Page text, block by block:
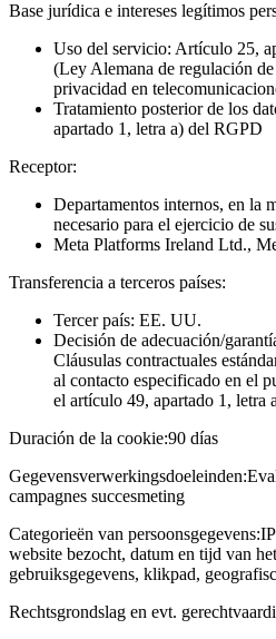
Base jurídica e intereses legítimos
Uso del servicio: Artículo 25,
(Ley Alemana de regulación
privacidad en
Tratamiento posterior de los
apartado 1, letra a) del RGPD
Receptor:
Departamentos internos, en la
necesario para el ejercicio de
Meta Platforms Ireland Ltd.,
Transferencia a terceros países:
Tercer país: EE. UU.
Decisión de adecuación/
Cláusulas contractuales
al contacto especificado en el
el artículo 49, apartado 1, letra
Duración de la cookie:90 días
Gegevensverwerkingsdoeleinden:
campagnes succesmeting
Categorieën van persoonsgegevens:
website bezocht, datum en tijd van
gebruiksgegevens, klikpad,
Rechtsgrondslag en evt.